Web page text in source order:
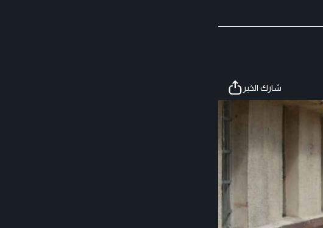
شارك الخبر